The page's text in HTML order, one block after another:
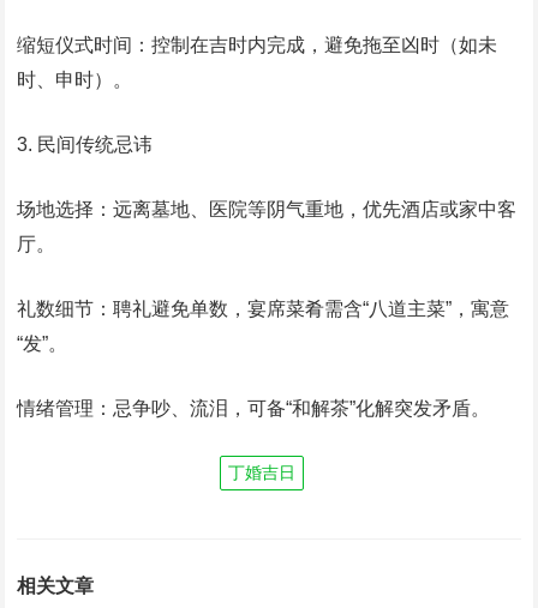
缩短仪式时间：控制在吉时内完成，避免拖至凶时（如未
时、申时）。
3. 民间传统忌讳
场地选择：远离墓地、医院等阴气重地，优先酒店或家中客
厅。
礼数细节：聘礼避免单数，宴席菜肴需含“八道主菜”，寓意
“发”。
情绪管理：忌争吵、流泪，可备“和解茶”化解突发矛盾。
丁婚吉日
相关文章